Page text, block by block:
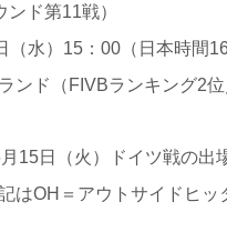
ド第11戦）
（水）15：00（日本時間16
ンド（FIVBランキング2位
15日（火）ドイツ戦の出
はOH＝アウトサイドヒ